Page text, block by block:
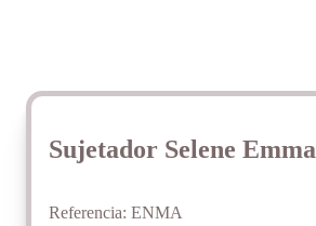
Sujetador Selene Emma
Referencia: ENMA